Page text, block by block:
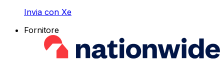
Invia con Xe
Fornitore